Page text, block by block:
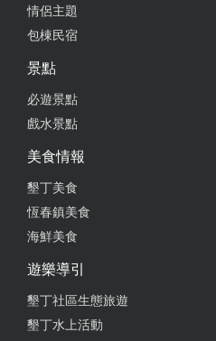
又給的多 重點價位很親民
檯付錢，越南咖啡也不
情侶主題
包棟民宿
景點
必遊景點
戲水景點
美食情報
墾丁美食
恆春鎮美食
海鮮美食
遊樂導引
墾丁社區生態旅遊
墾丁水上活動